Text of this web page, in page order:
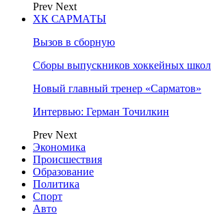
Prev Next
ХК САРМАТЫ
Вызов в сборную
Сборы выпускников хоккейных школ
Новый главный тренер «Сарматов»
Интервью: Герман Точилкин
Prev Next
Экономика
Происшествия
Образование
Политика
Спорт
Авто